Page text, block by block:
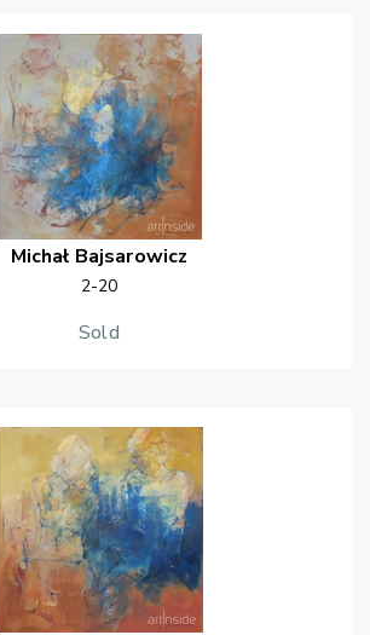
Michał Bajsarowicz
2-20
Sold